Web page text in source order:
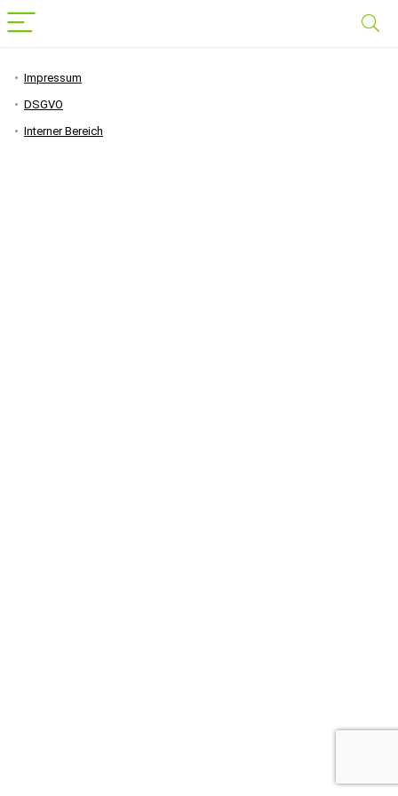
Impressum
DSGVO
Interner Bereich